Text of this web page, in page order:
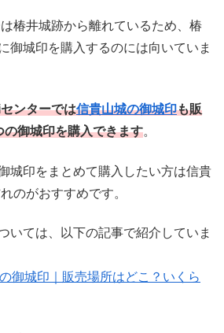
椿井城跡から離れているため、椿
御城印を購入するのには向いていま
ンターでは信貴山城の御城印も販
御城印を購入できます。
城印をまとめて購入したい方は信貴
のがおすすめです。
いては、以下の記事で紹介していま
御城印｜販売場所はどこ？いくら